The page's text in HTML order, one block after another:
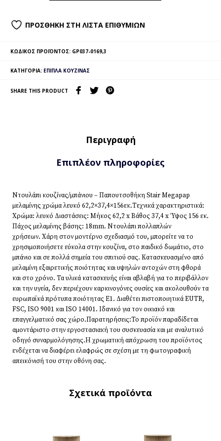
ΠΡΟΣΘΉΚΗ ΣΤΗ ΛΊΣΤΑ ΕΠΙΘΥΜΙΏΝ
ΚΩΔΙΚΌΣ ΠΡΟΪΌΝΤΟΣ: GP037-0169,3
ΚΑΤΗΓΟΡΊΑ: ΈΠΙΠΛΑ ΚΟΥΖΊΝΑΣ
SHARE THIS PRODUCT
Περιγραφή
Επιπλέον πληροφορίες
Ντουλάπι κουζίνας/μπάνιου – Παπουτσοθήκη Stair Megapap
μελαμίνης χρώμα λευκό 62,2×37,4×156εκ.Τεχνικά χαρακτηριστικά:
Χρώμα: λευκό Διαστάσεις: Μήκος 62,2 x Βάθος 37,4 x Ύψος 156 εκ.
Πάχος μελαμίνης βάσης: 18mm. Ντουλάπι πολλαπλών
χρήσεων. Χάρη στον μοντέρνο σχεδιασμό του, μπορείτε να το
χρησιμοποιήσετε εύκολα στην κουζίνα, στο παιδικό δωμάτιο, στο
μπάνιο και σε πολλά σημεία του σπιτιού σας. Κατασκευασμένο από
μελαμίνη εξαιρετικής ποιότητας και υψηλών αντοχών στη φθορά
και στο χρόνο. Τα υλικά κατασκευής είναι αβλαβή για το περιβάλλον
και την υγεία, δεν περιέχουν καρκινογόνες ουσίες και ακολουθούν τα
ευρωπαϊκά πρότυπα ποιότητας Ε1. Διαθέτει πιστοποιητικά EUTR,
FSC, ISO 9001 και ISO 14001. Ιδανικό για τον οικιακό και
επαγγελματικό σας χώρο.Παρατηρήσεις:Το προϊόν παραδίδεται
αμοντάριστο στην εργοστασιακή του συσκευασία και με αναλυτικό
οδηγό συναρμολόγησης.Η χρωματική απόχρωση του προϊόντος
ενδέχεται να διαφέρει ελαφρώς σε σχέση με τη φωτογραφική
απεικόνισή του στην οθόνη σας.
Σχετικά προϊόντα